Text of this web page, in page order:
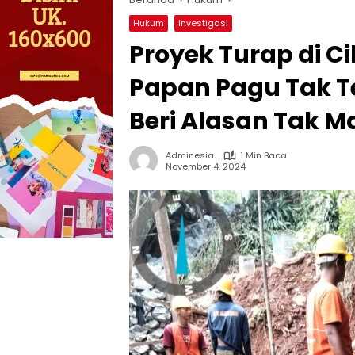
Hukum Investigasi
Proyek Turap di
Papan Pagu Tak
Beri Alasan Tak
Adminesia
1 Min Baca
November 4, 2024